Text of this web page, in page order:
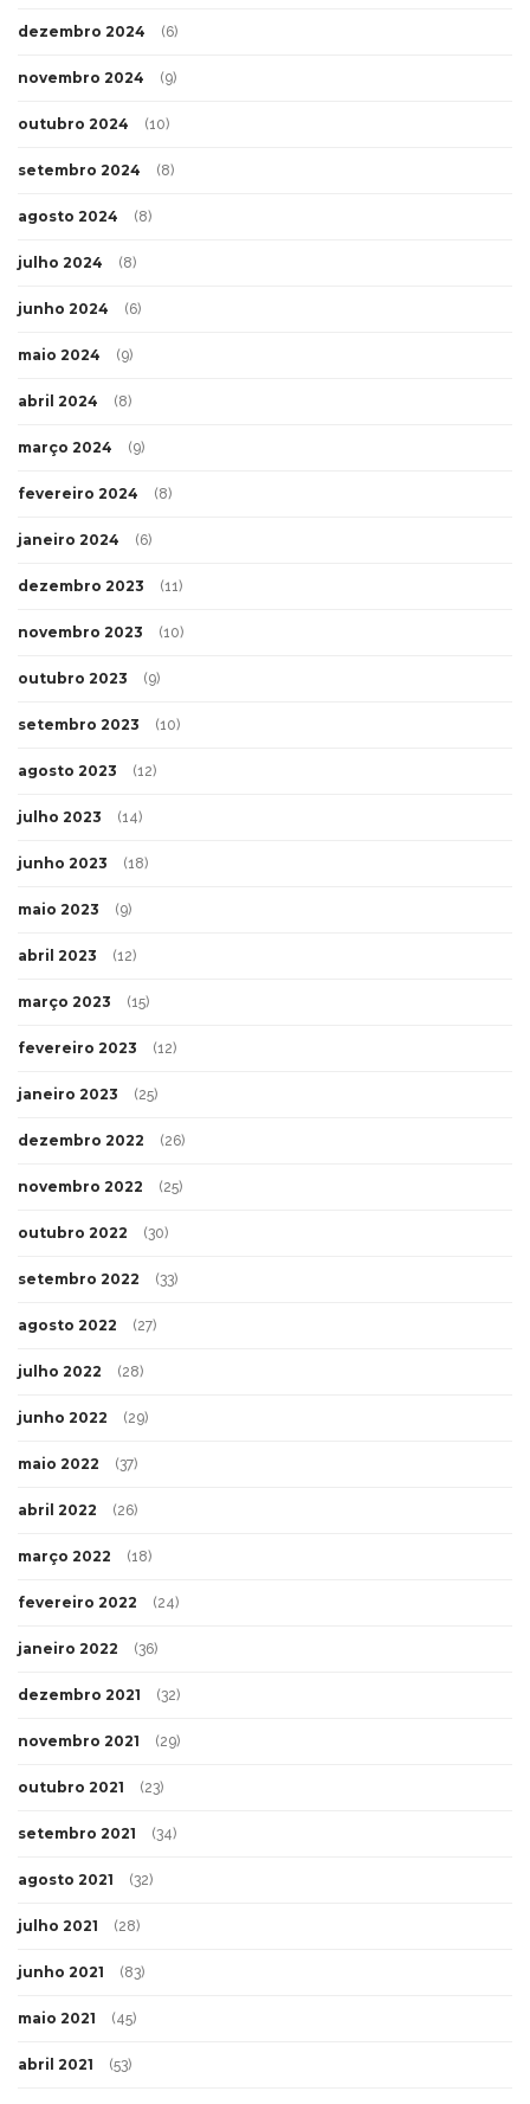
dezembro 2024 (6)
novembro 2024 (9)
outubro 2024 (10)
setembro 2024 (8)
agosto 2024 (8)
julho 2024 (8)
junho 2024 (6)
maio 2024 (9)
abril 2024 (8)
março 2024 (9)
fevereiro 2024 (8)
janeiro 2024 (6)
dezembro 2023 (11)
novembro 2023 (10)
outubro 2023 (9)
setembro 2023 (10)
agosto 2023 (12)
julho 2023 (14)
junho 2023 (18)
maio 2023 (9)
abril 2023 (12)
março 2023 (15)
fevereiro 2023 (12)
janeiro 2023 (25)
dezembro 2022 (26)
novembro 2022 (25)
outubro 2022 (30)
setembro 2022 (33)
agosto 2022 (27)
julho 2022 (28)
junho 2022 (29)
maio 2022 (37)
abril 2022 (26)
março 2022 (18)
fevereiro 2022 (24)
janeiro 2022 (36)
dezembro 2021 (32)
novembro 2021 (29)
outubro 2021 (23)
setembro 2021 (34)
agosto 2021 (32)
julho 2021 (28)
junho 2021 (83)
maio 2021 (45)
abril 2021 (53)